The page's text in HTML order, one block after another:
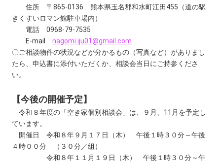
住所 〒865-0136 熊本県玉名郡和水町江田455（道の駅
きくすいロマン館駐車場内）
電話 0968-79-7535
E-mail nagomi.iju01@gmail.com
〇ご相談物件の状況などが分かるもの（写真など）がありまし
たら、申込書に添付いただくか、相談会当日にご持参くださ
い。
【今後の開催予定】
令和８年度の「空き家個別相談会」は、９月、11月を予定し
ています。
開催日 令和８年９月１７日（木） 午後１時３０分～午後
４時００分 （３０分／組）
令和８年１１月１９日（木） 午後１時３０分～午